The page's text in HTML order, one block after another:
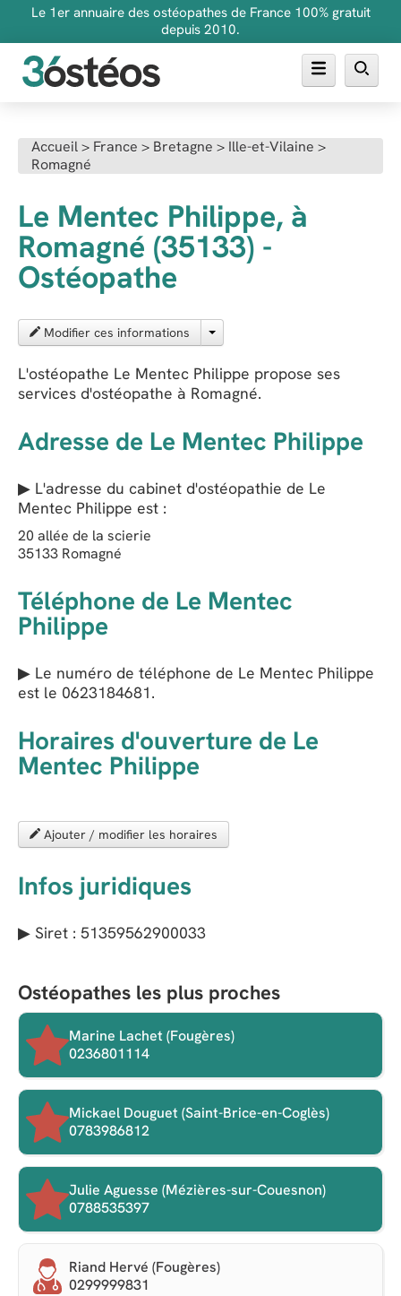
Le 1er annuaire des ostéopathes de France 100% gratuit
depuis 2010.
FAQ
Inscrire son cabinet
Accueil> France > Bretagne > Ille-et-Vilaine >
Romagné
Le Mentec Philippe, à
Romagné (35133) -
Ostéopathe
Modifier ces informations
L'ostéopathe Le Mentec Philippe propose ses
services d'ostéopathe à Romagné.
Adresse de Le Mentec Philippe
▶ L'adresse du cabinet d'ostéopathie de Le
Mentec Philippe est :
20 allée de la scierie
35133 Romagné
Téléphone de Le Mentec
Philippe
▶ Le numéro de téléphone de Le Mentec Philippe
est le 0623184681.
Horaires d'ouverture de Le
Mentec Philippe
Ajouter / modifier les horaires
Infos juridiques
▶ Siret : 51359562900033
Ostéopathes les plus proches
Marine Lachet (Fougères)
0236801114
Mickael Douguet (Saint-Brice-en-Coglès)
0783986812
Julie Aguesse (Mézières-sur-Couesnon)
0788535397
Riand Hervé (Fougères)
0299999831